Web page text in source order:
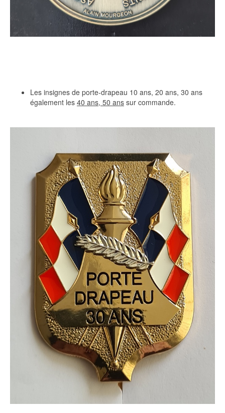
Les insignes de porte-drapeau 10 ans, 20 ans, 30 ans
également les 40 ans, 50 ans sur commande.